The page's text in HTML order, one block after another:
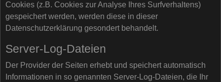
Cookies (z.B. Cookies zur Analyse Ihres Surfverhaltens)
gespeichert werden, werden diese in dieser
Datenschutzerklärung gesondert behandelt.
Server-Log-Dateien
Der Provider der Seiten erhebt und speichert automatisch
Informationen in so genannten Server-Log-Dateien, die Ihr